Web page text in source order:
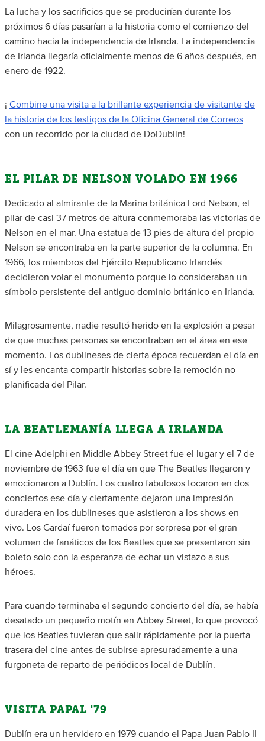
La lucha y los sacrificios que se producirían durante los
próximos 6 días pasarían a la historia como el comienzo del
camino hacia la independencia de Irlanda. La independencia
de Irlanda llegaría oficialmente menos de 6 años después, en
enero de 1922.
¡ Combine una visita a la brillante experiencia de visitante de
la historia de los testigos de la Oficina General de Correos
con un recorrido por la ciudad de DoDublin!
EL PILAR DE NELSON VOLADO EN 1966
Dedicado al almirante de la Marina británica Lord Nelson, el
pilar de casi 37 metros de altura conmemoraba las victorias de
Nelson en el mar. Una estatua de 13 pies de altura del propio
Nelson se encontraba en la parte superior de la columna. En
1966, los miembros del Ejército Republicano Irlandés
decidieron volar el monumento porque lo consideraban un
símbolo persistente del antiguo dominio británico en Irlanda.
Milagrosamente, nadie resultó herido en la explosión a pesar
de que muchas personas se encontraban en el área en ese
momento. Los dublineses de cierta época recuerdan el día en
sí y les encanta compartir historias sobre la remoción no
planificada del Pilar.
LA BEATLEMANÍA LLEGA A IRLANDA
El cine Adelphi en Middle Abbey Street fue el lugar y el 7 de
noviembre de 1963 fue el día en que The Beatles llegaron y
emocionaron a Dublín. Los cuatro fabulosos tocaron en dos
conciertos ese día y ciertamente dejaron una impresión
duradera en los dublineses que asistieron a los shows en
vivo. Los Gardaí fueron tomados por sorpresa por el gran
volumen de fanáticos de los Beatles que se presentaron sin
boleto solo con la esperanza de echar un vistazo a sus
héroes.
Para cuando terminaba el segundo concierto del día, se había
desatado un pequeño motín en Abbey Street, lo que provocó
que los Beatles tuvieran que salir rápidamente por la puerta
trasera del cine antes de subirse apresuradamente a una
furgoneta de reparto de periódicos local de Dublín.
VISITA PAPAL '79
Dublín era un hervidero en 1979 cuando el Papa Juan Pablo II